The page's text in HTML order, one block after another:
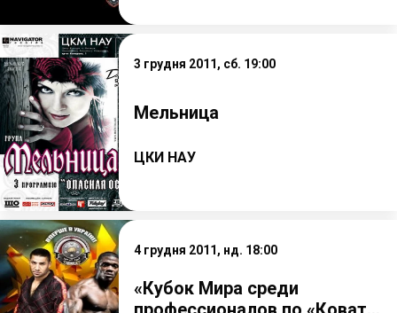
3 грудня 2011, сб. 19:00
Мельница
ЦКИ НАУ
4 грудня 2011, нд. 18:00
«Кубок Мира среди